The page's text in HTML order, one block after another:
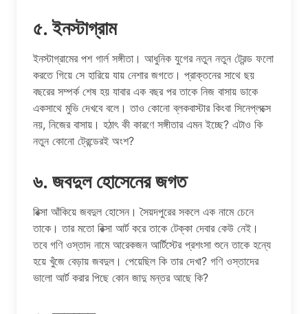
৫. ইনস্টাগ্রাম
ইনস্টাগ্রামের পশ গার্ল সঙ্গীতা। আধুনিক যুগের নতুন নতুন ট্রেন্ড ফলো
করতে গিয়ে সে হারিয়ে যায় নেশার জগতে। প্রাক্তনের সাথে ছয়
বছরের সম্পর্ক শেষ হয় যাবার এক বছর পর তাকে নিজ বাসায় ডাকে
একসাথে মুভি দেখবে বলে। তাও কোনো ব্লকবাস্টার কিংবা সিনেপ্লক্সে
নয়, নিজের বাসায়। হঠাৎ কী কারণে সঙ্গীতার এমন ইচ্ছে? এটাও কি
নতুন কোনো ট্রেন্ডেরই অংশ?
৬. জবদুল হোসেনের জগত
রিক্সা আঁকিয়ে জবদুল হোসেন। সৈয়দপুরের সকলে এক নামে চেনে
তাকে। তার মতো রিক্সা আর্ট করে তাকে টেক্কা দেবার কেউ নেই।
তবে গণি ওস্তাদ নামে আরেকজন আর্টিস্টের প্রশংসা শুনে তাকে হন্যে
হয়ে খুঁজে বেড়ায় জবদুল। পেয়েছিল কি তার দেখা? গণি ওস্তাদের
ভালো আর্ট করার পিছে কোন জাদু মন্তর আছে কি?